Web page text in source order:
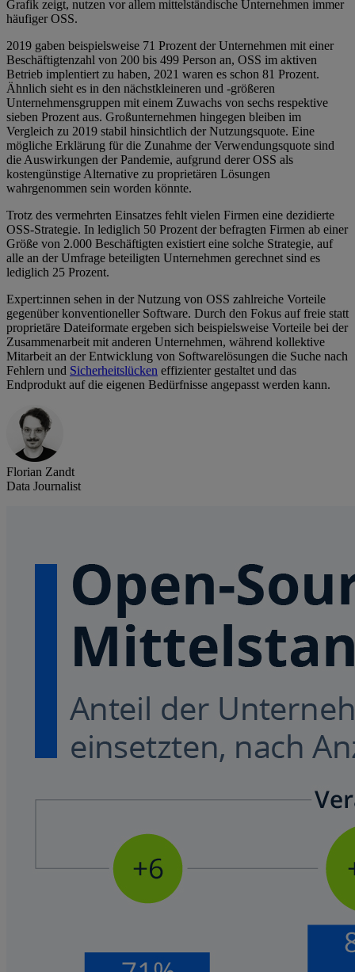
Grafik zeigt, nutzen vor allem mittelständische Unternehmen immer
häufiger OSS.
2019 gaben beispielsweise 71 Prozent der Unternehmen mit einer
Beschäftigtenzahl von 200 bis 499 Person an, OSS im aktiven
Betrieb implentiert zu haben, 2021 waren es schon 81 Prozent.
Ähnlich sieht es in den nächstkleineren und -größeren
Unternehmensgruppen mit einem Zuwachs von sechs respektive
sieben Prozent aus. Großunternehmen hingegen bleiben im
Vergleich zu 2019 stabil hinsichtlich der Nutzungsquote. Eine
mögliche Erklärung für die Zunahme der Verwendungsquote sind
die Auswirkungen der Pandemie, aufgrund derer OSS als
kostengünstige Alternative zu proprietären Lösungen
wahrgenommen sein worden könnte.
Trotz des vermehrten Einsatzes fehlt vielen Firmen eine dezidierte
OSS-Strategie. In lediglich 50 Prozent der befragten Firmen ab einer
Größe von 2.000 Beschäftigten existiert eine solche Strategie, auf
alle an der Umfrage beteiligten Unternehmen gerechnet sind es
lediglich 25 Prozent.
Expert:innen sehen in der Nutzung von OSS zahlreiche Vorteile
gegenüber konventioneller Software. Durch den Fokus auf freie statt
proprietäre Dateiformate ergeben sich beispielsweise Vorteile bei der
Zusammenarbeit mit anderen Unternehmen, während kollektive
Mitarbeit an der Entwicklung von Softwarelösungen die Suche nach
Fehlern und Sicherheitslücken effizienter gestaltet und das
Endprodukt auf die eigenen Bedürfnisse angepasst werden kann.
Florian Zandt
Data Journalist